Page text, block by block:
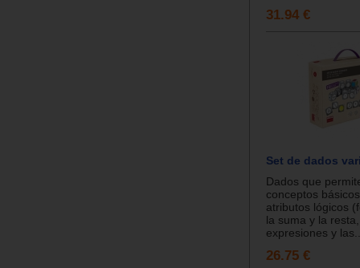
31.94 €
Set de dados
Dados que
conceptos
atributos lógicos
la suma y la
expresiones y
26.75 €